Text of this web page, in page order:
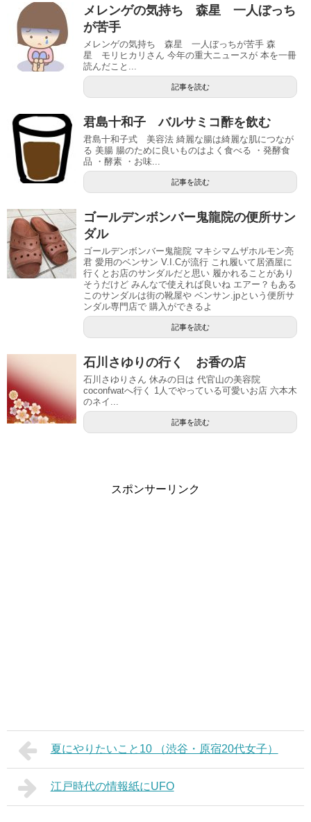
メレンゲの気持ち 森星 一人ぼっち
が苦手
メレンゲの気持ち 森星 一人ぼっちが苦手 森
星 モリヒカリさん 今年の重大ニュースが 本を一冊
読んだこと...
記事を読む
君島十和子 バルサミコ酢を飲む
君島十和子式 美容法 綺麗な腸は綺麗な肌につなが
る 美腸 腸のために良いものはよく食べる ・発酵食
品 ・酵素 ・お味...
記事を読む
ゴールデンボンバー鬼龍院の便所サン
ダル
ゴールデンボンバー鬼龍院 マキシマムザホルモン亮
君 愛用のベンサン V.I.Cが流行 これ履いて居酒屋に
行くとお店のサンダルだと思い 履かれることがあり
そうだけど みんなで使えれば良いね エアー？もある
このサンダルは街の靴屋や ベンサン.jpという便所サ
ンダル専門店で 購入ができるよ
記事を読む
石川さゆりの行く お香の店
石川さゆりさん 休みの日は 代官山の美容院
coconfwatへ行く 1人でやっている可愛いお店 六本木
のネイ...
記事を読む
スポンサーリンク
夏にやりたいこと10 （渋谷・原宿20代女子）
江戸時代の情報紙にUFO